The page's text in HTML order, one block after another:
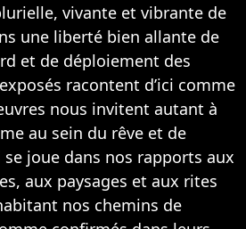
vivante et vibrante de
une liberté bien allante de
et de déploiement des
racontent d’ici comme
nous invitent autant à
au sein du rêve et de
se joue dans nos rapports aux
aux paysages et aux rites
nos chemins de